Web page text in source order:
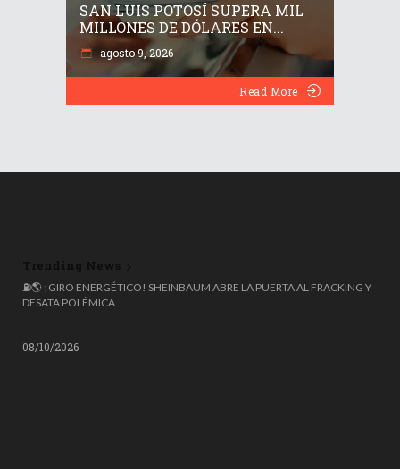
SAN LUIS POTOSÍ SUPERA MIL
MILLONES DE DÓLARES EN...
agosto 9, 2026
Read More
⛽🌎 ¡GIRO ENERGÉTICO! SHEINBAUM ABRE LA PUERTA AL FRACKING Y
DESATA POLÉMICA
🌍 ESPAÑA ROZA LOS 50 MILLONES DE HABITANTES, PERO EL 20%
NACIÓ FUERA: COLOMBIANOS, VENEZOLANOS Y MARROQUÍES
08/10/2026